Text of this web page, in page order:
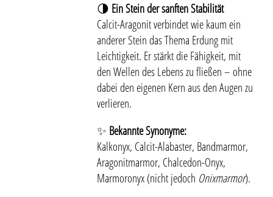
🌗 Ein Stein der sanften Stabilität
Calcit-Aragonit verbindet wie kaum ein
anderer Stein das Thema Erdung mit
Leichtigkeit. Er stärkt die Fähigkeit, mit
den Wellen des Lebens zu fließen – ohne
dabei den eigenen Kern aus den Augen zu
verlieren.
✨ Bekannte Synonyme:
Kalkonyx, Calcit-Alabaster, Bandmarmor,
Aragonitmarmor, Chalcedon-Onyx,
Marmoronyx (nicht jedoch Onixmarmor).